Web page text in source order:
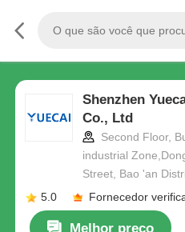
Shenzhen
Co., Ltd
Second Floor,
industrial
Street, Bao 'an
5.0
Fornecedor
Melhor preço